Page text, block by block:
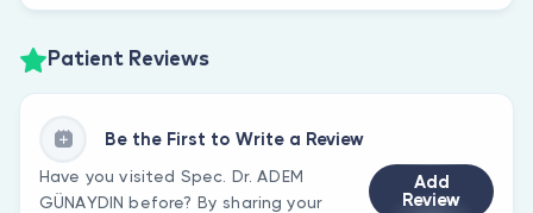
Patient Reviews
Be the First to Write a Review
Have you visited Spec. Dr. ADEM
GÜNAYDIN before? By sharing your
Add
Review